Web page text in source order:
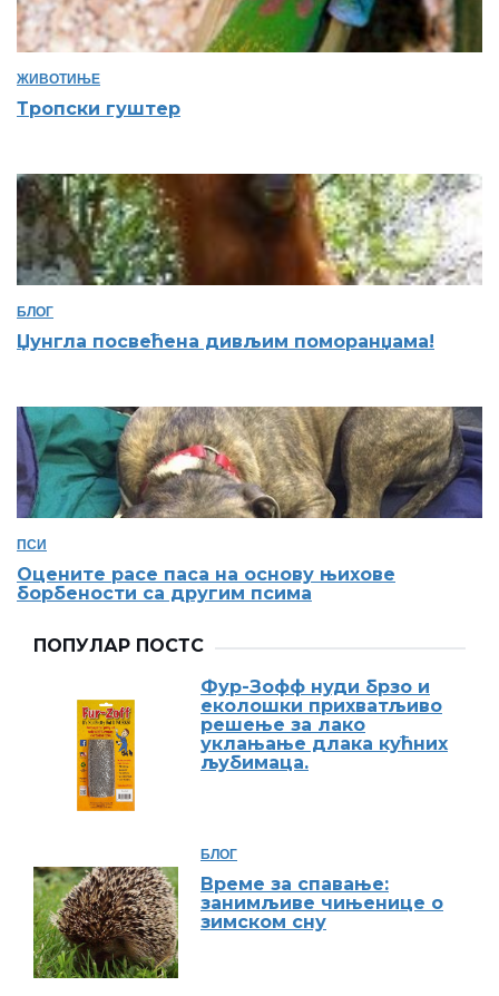
ЖИВОТИЊЕ
Тропски гуштер
БЛОГ
Џунгла посвећена дивљим поморанџама!
ПСИ
Оцените расе паса на основу њихове
борбености са другим псима
ПОПУЛАР ПОСТС
Фур-Зофф нуди брзо и
еколошки прихватљиво
решење за лако
уклањање длака кућних
љубимаца.
БЛОГ
Време за спавање:
занимљиве чињенице о
зимском сну